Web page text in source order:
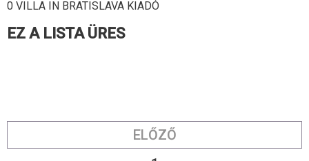
0 VILLA IN BRATISLAVA KIADÓ
EZ A LISTA ÜRES
ELŐZŐ